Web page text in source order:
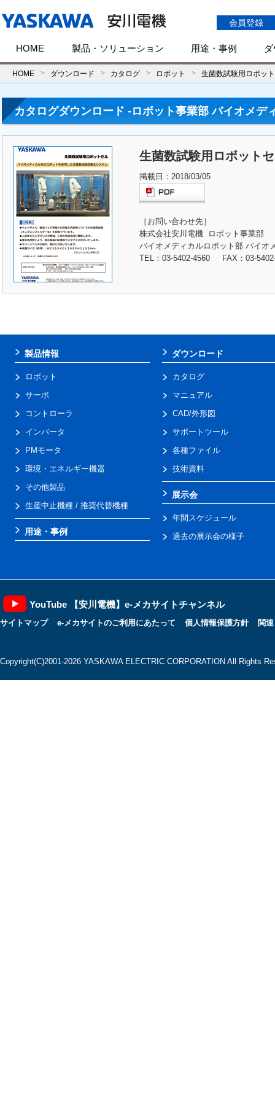
会員登録
HOME 製品・ソリューション 用途・事例
HOME ダウンロード カタログ ロボット 生菌数試験用ロボッ
カタログダウンロード -ロボット事業部 バイオメデ
生菌数試験用ロボット
掲載日：2018/03/05
［お問い合わせ先］
株式会社安川電機 ロボット事業部
バイオメディカルロボット部 バイオ
TEL：03-5402-4560 FAX：03-
製品情報
ロボット
サーボ
コントローラ
インバータ
PMモータ
環境・エネルギー機器
その他製品
生産中止機種 / 推奨代替機種
用途・事例
ダウンロード
カタログ
マニュアル
CAD/外形図
サポートツール
各種ファイル
技術資料
展示会
年間スケジュール
過去の展示会の様子
YouTube 【安川電機】e-メカサイトチャンネル
サイトマップ e-メカサイトのご利用にあたって 個人情報保護方針 関
Copyright(C)2001‐2026 YASKAWA ELECTRIC CORPORATION All Rights